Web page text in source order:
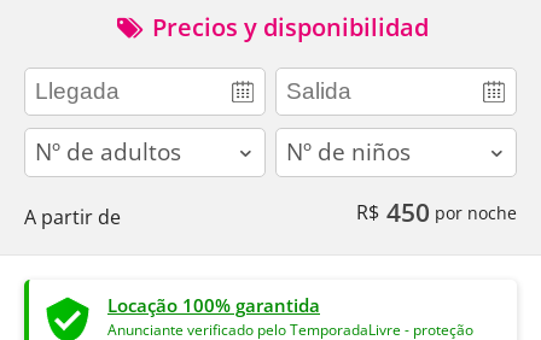
Precios y disponibilidad
adults children
A partir de R$ 450 por noche
Locação 100% garantida
Anunciante verificado pelo TemporadaLivre - proteção